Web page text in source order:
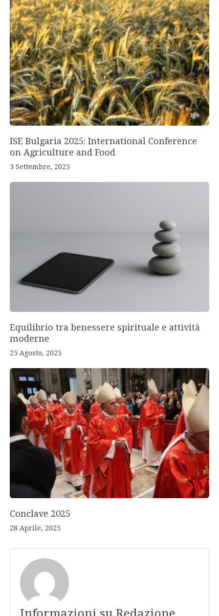
ISE Bulgaria 2025: International Conference
on Agriculture and Food
3 Settembre, 2025
Equilibrio tra benessere spirituale e attività
moderne
25 Agosto, 2025
Conclave 2025
28 Aprile, 2025